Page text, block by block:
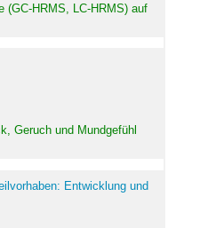
(GC-HRMS, LC-HRMS) auf
Geruch und Mundgefühl
Entwicklung und